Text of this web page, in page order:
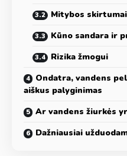
Mitybos skirtumai
Kūno sandara ir
Rizika žmogui
Ondatra, vandens
aiškus palyginimas
Ar vandens žiurkės
Dažniausiai